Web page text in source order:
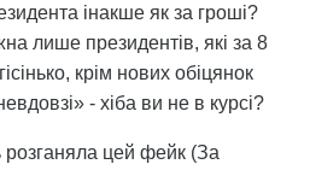
інакше як за гроші?
лише президентів, які за 8
крім нових обіцянок
- хіба ви не в курсі?
розганяла цей фейк (За